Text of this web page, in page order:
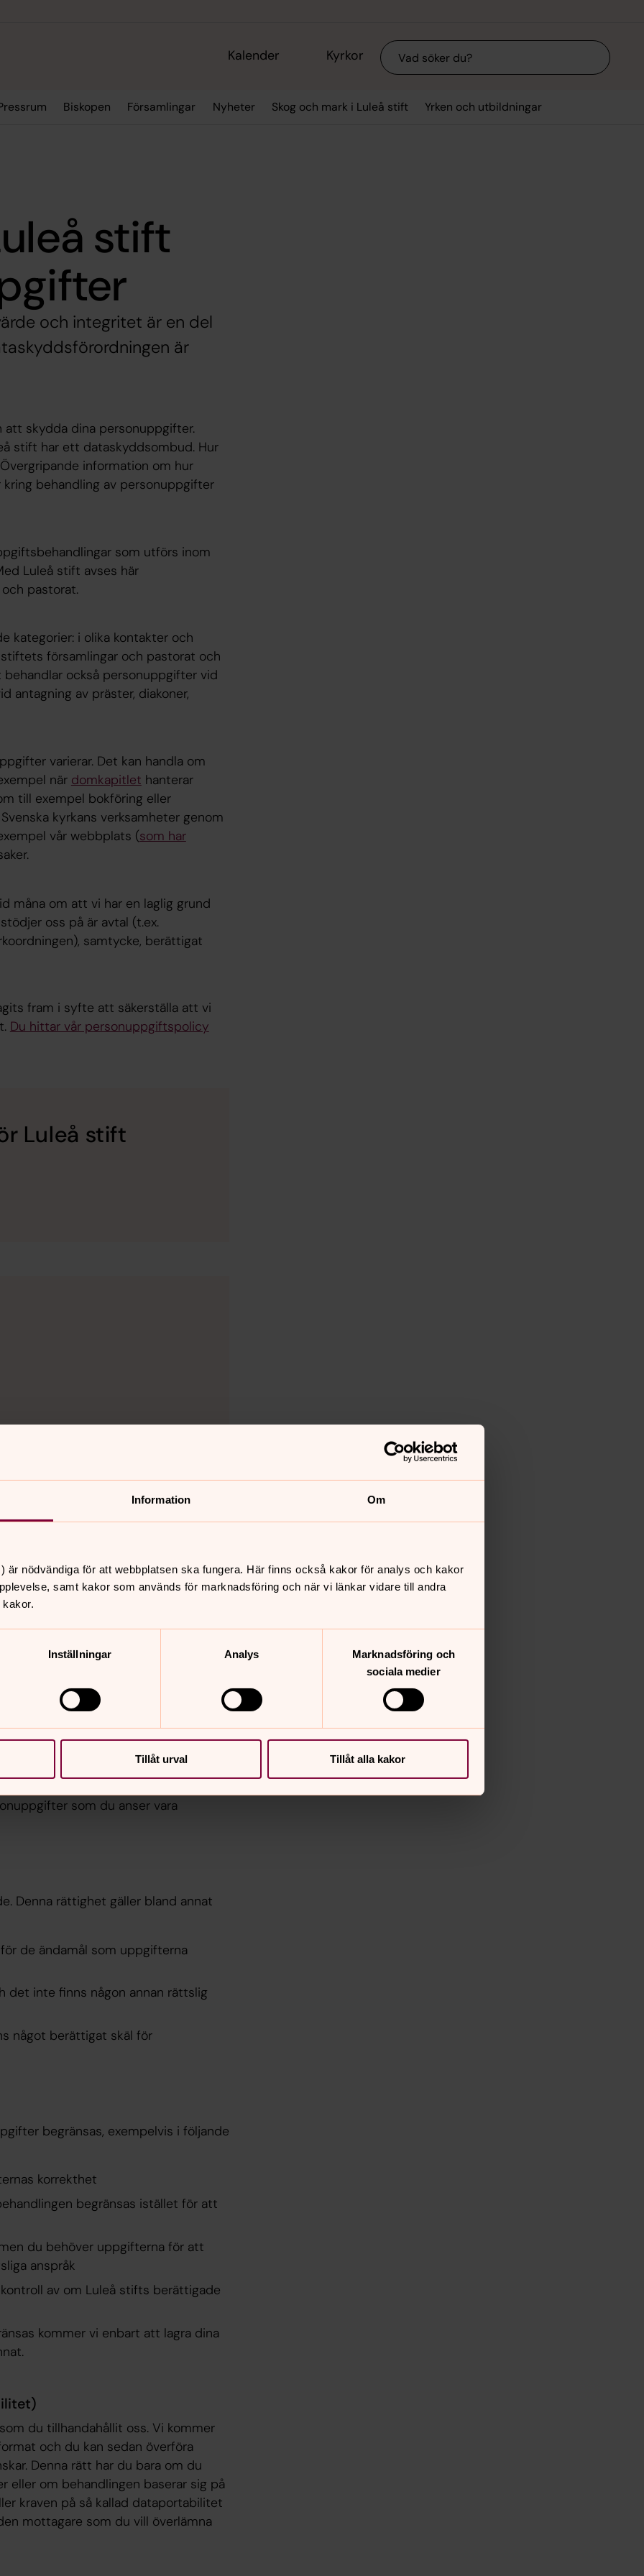
Information Om
är nödvändiga för att webbplatsen ska fungera. Här finns också kakor för analys och kakor
samt kakor som används för marknadsföring och när vi länkar vidare till andra
Inställningar Analys
Marknadsföring och
sociala medier
Tillåt urval Tillåt alla kakor
Kalender Kyrkor Sök
Biskopen Församlingar Nyheter Skog och mark i Luleå stift Yrken och utbildningar
stift
och integritet är en del
är
skydda dina personuppgifter.
stift har ett dataskyddsombud. Hur
information om hur
behandling av personuppgifter
som utförs inom
Luleå stift avses här
pastorat.
kategorier: i olika kontakter och
församlingar och pastorat och
också personuppgifter vid
antagning av präster, diakoner,
varierar. Det kan handla om
när domkapitlet hanterar
till exempel bokföring eller
kyrkans verksamheter genom
vår webbplats (som har
måna om att vi har en laglig grund
oss på är avtal (t.ex.
samtycke, berättigat
fram i syfte att säkerställa att vi
Du hittar vår personuppgiftspolicy
Luleå stift
håller på att behandlas. Om
tillsammans med information
rättade utan onödigt dröjsmål. I
som du anser vara
Denna rättighet gäller bland annat
de ändamål som uppgifterna
det inte finns någon annan rättslig
något berättigat skäl för
begränsas, exempelvis i följande
korrekthet
begränsas istället för att
du behöver uppgifterna för att
anspråk
av om Luleå stifts berättigade
kommer vi enbart att lagra dina
du tillhandahållit oss. Vi kommer
och du kan sedan överföra
Denna rätt har du bara om du
eller om behandlingen baserar sig på
kraven på så kallad dataportabilitet
mottagare som du vill överlämna